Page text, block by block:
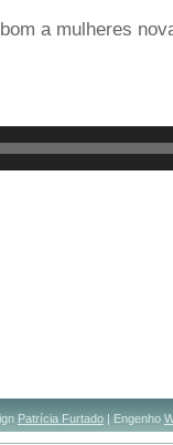
a mulheres
Patrícia Furtado | Engenho